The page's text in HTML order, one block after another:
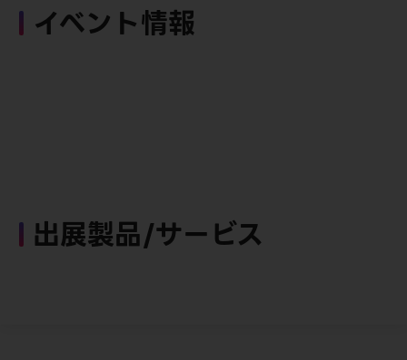
イベント情報
出展製品/サービス